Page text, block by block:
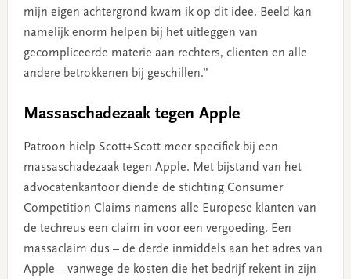
mijn eigen achtergrond kwam ik op dit idee. Beeld kan
namelijk enorm helpen bij het uitleggen van
gecompliceerde materie aan rechters, cliënten en alle
andere betrokkenen bij geschillen.”
Massaschadezaak tegen Apple
Patroon hielp Scott+Scott meer specifiek bij een
massaschadezaak tegen Apple. Met bijstand van het
advocatenkantoor diende de stichting Consumer
Competition Claims namens alle Europese klanten van
de techreus een claim in voor een vergoeding. Een
massaclaim dus – de derde inmiddels aan het adres van
Apple – vanwege de kosten die het bedrijf rekent in zijn